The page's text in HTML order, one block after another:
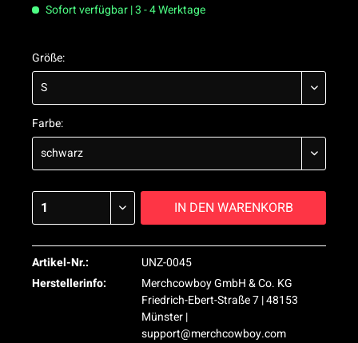
Sofort verfügbar | 3 - 4 Werktage
Größe:
Farbe:
IN DEN WARENKORB
Artikel-Nr.:
UNZ-0045
Herstellerinfo:
Merchcowboy GmbH & Co. KG
Friedrich-Ebert-Straße 7 | 48153
Münster |
support@merchcowboy.com